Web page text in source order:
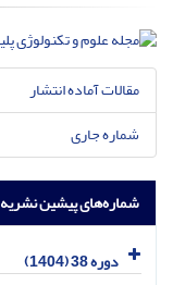
مقالات آماده انتشار
شماره جاری
شماره‌های پیشین نشریه
دوره 38 (1404)